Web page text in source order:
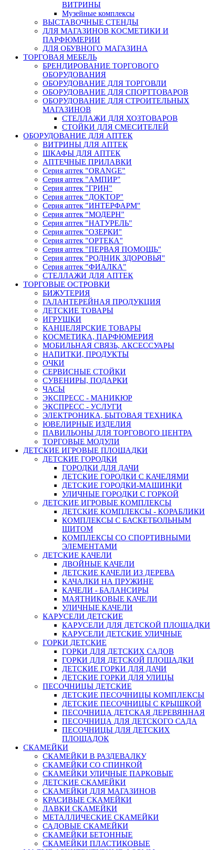
ВИТРИНЫ
Музейные комплексы
ВЫСТАВОЧНЫЕ СТЕНДЫ
ДЛЯ МАГАЗИНОВ КОСМЕТИКИ И
ПАРФЮМЕРИИ
ДЛЯ ОБУВНОГО МАГАЗИНА
ТОРГОВАЯ МЕБЕЛЬ
БРЕНДИРОВАНИЕ ТОРГОВОГО
ОБОРУДОВАНИЯ
ОБОРУДОВАНИЕ ДЛЯ ТОРГОВЛИ
ОБОРУДОВАНИЕ ДЛЯ СПОРТТОВАРОВ
ОБОРУДОВАНИЕ ДЛЯ СТРОИТЕЛЬНЫХ
МАГАЗИНОВ
СТЕЛЛАЖИ ДЛЯ ХОЗТОВАРОВ
СТОЙКИ ДЛЯ СМЕСИТЕЛЕЙ
ОБОРУДОВАНИЕ ДЛЯ АПТЕК
ВИТРИНЫ ДЛЯ АПТЕК
ШКАФЫ ДЛЯ АПТЕК
АПТЕЧНЫЕ ПРИЛАВКИ
Серия аптек "ORANGE"
Серия аптек "АМПИР"
Серия аптек "ГРИН"
Серия аптек "ДОКТОР"
Серия аптек "ИНТЕРФАРМ"
Серия аптек "МОДЕРН"
Серия аптек "НАТУРЕЛЬ"
Серия аптек "ОЗЕРКИ"
Серия аптек "ОРТЕКА"
Серия аптек "ПЕРВАЯ ПОМОЩЬ"
Серия аптек "РОДНИК ЗДОРОВЬЯ"
Серия аптек "ФИАЛКА"
СТЕЛЛАЖИ ДЛЯ АПТЕК
ТОРГОВЫЕ ОСТРОВКИ
БИЖУТЕРИЯ
ГАЛАНТЕРЕЙНАЯ ПРОДУКЦИЯ
ДЕТСКИЕ ТОВАРЫ
ИГРУШКИ
КАНЦЕЛЯРСКИЕ ТОВАРЫ
КОСМЕТИКА, ПАРФЮМЕРИЯ
МОБИЛЬНАЯ СВЯЗЬ, АКСЕССУАРЫ
НАПИТКИ, ПРОДУКТЫ
ОЧКИ
СЕРВИСНЫЕ СТОЙКИ
СУВЕНИРЫ, ПОДАРКИ
ЧАСЫ
ЭКСПРЕСС - МАНИКЮР
ЭКСПРЕСС - УСЛУГИ
ЭЛЕКТРОНИКА, БЫТОВАЯ ТЕХНИКА
ЮВЕЛИРНЫЕ ИЗДЕЛИЯ
ПАВИЛЬОНЫ ДЛЯ ТОРГОВОГО ЦЕНТРА
ТОРГОВЫЕ МОДУЛИ
ДЕТСКИЕ ИГРОВЫЕ ПЛОЩАДКИ
ДЕТСКИЕ ГОРОДКИ
ГОРОДКИ ДЛЯ ДАЧИ
ДЕТСКИЕ ГОРОДКИ С КАЧЕЛЯМИ
ДЕТСКИЕ ГОРОДКИ-МАШИНКИ
УЛИЧНЫЕ ГОРОДКИ С ГОРКОЙ
ДЕТСКИЕ ИГРОВЫЕ КОМПЛЕКСЫ
ДЕТСКИЕ КОМПЛЕКСЫ - КОРАБЛИКИ
КОМПЛЕКСЫ С БАСКЕТБОЛЬНЫМ
ЩИТОМ
КОМПЛЕКСЫ СО СПОРТИВНЫМИ
ЭЛЕМЕНТАМИ
ДЕТСКИЕ КАЧЕЛИ
ДВОЙНЫЕ КАЧЕЛИ
ДЕТСКИЕ КАЧЕЛИ ИЗ ДЕРЕВА
КАЧАЛКИ НА ПРУЖИНЕ
КАЧЕЛИ - БАЛАНСИРЫ
МАЯТНИКОВЫЕ КАЧЕЛИ
УЛИЧНЫЕ КАЧЕЛИ
КАРУСЕЛИ ДЕТСКИЕ
КАРУСЕЛИ ДЛЯ ДЕТСКОЙ ПЛОЩАДКИ
КАРУСЕЛИ ДЕТСКИЕ УЛИЧНЫЕ
ГОРКИ ДЕТСКИЕ
ГОРКИ ДЛЯ ДЕТСКИХ САДОВ
ГОРКИ ДЛЯ ДЕТСКОЙ ПЛОЩАДКИ
ДЕТСКИЕ ГОРКИ ДЛЯ ДАЧИ
ДЕТСКИЕ ГОРКИ ДЛЯ УЛИЦЫ
ПЕСОЧНИЦЫ ДЕТСКИЕ
ДЕТСКИЕ ПЕСОЧНИЦЫ КОМПЛЕКСЫ
ДЕТСКИЕ ПЕСОЧНИЦЫ С КРЫШКОЙ
ПЕСОЧНИЦА ДЕТСКАЯ ДЕРЕВЯННАЯ
ПЕСОЧНИЦА ДЛЯ ДЕТСКОГО САДА
ПЕСОЧНИЦЫ ДЛЯ ДЕТСКИХ
ПЛОЩАДОК
СКАМЕЙКИ
СКАМЕЙКИ В РАЗДЕВАЛКУ
СКАМЕЙКИ СО СПИНКОЙ
СКАМЕЙКИ УЛИЧНЫЕ ПАРКОВЫЕ
ДЕТСКИЕ СКАМЕЙКИ
СКАМЕЙКИ ДЛЯ МАГАЗИНОВ
КРАСИВЫЕ СКАМЕЙКИ
ЛАВКИ СКАМЕЙКИ
МЕТАЛЛИЧЕСКИЕ СКАМЕЙКИ
САДОВЫЕ СКАМЕЙКИ
СКАМЕЙКИ БЕТОННЫЕ
СКАМЕЙКИ ПЛАСТИКОВЫЕ